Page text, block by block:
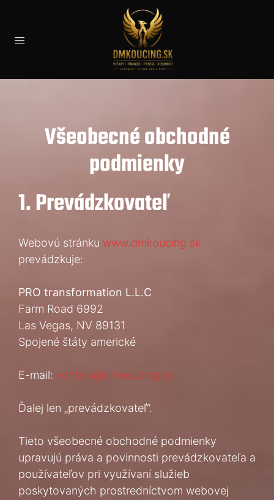
Všeobecné obchodné
podmienky
1. Prevádzkovateľ
Webovú stránku www.dmkoucing.sk
prevádzkuje:
PRO transformation L.L.C
Farm Road 6992
Las Vegas, NV 89131
Spojené štáty americké
E-mail: kontakt@dmkoucing.sk
Ďalej len „prevádzkovateľ“.
Tieto všeobecné obchodné podmienky
upravujú práva a povinnosti prevádzkovateľa a
používateľov pri využívaní služieb
poskytovaných prostredníctvom webovej